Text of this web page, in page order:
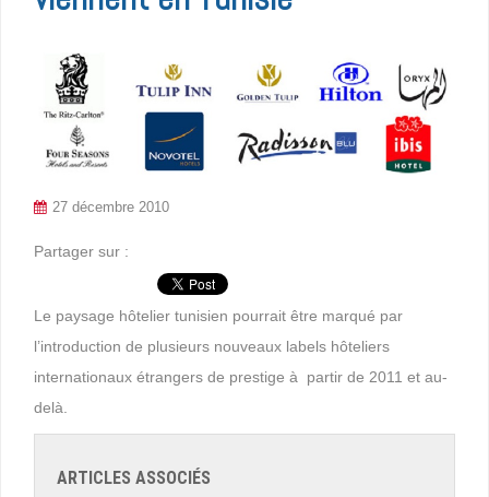
27 décembre 2010
Partager sur :
Le paysage hôtelier tunisien pourrait être marqué par
l’introduction de plusieurs nouveaux labels hôteliers
internationaux étrangers de prestige à partir de 2011 et au-
delà.
ARTICLES ASSOCIÉS